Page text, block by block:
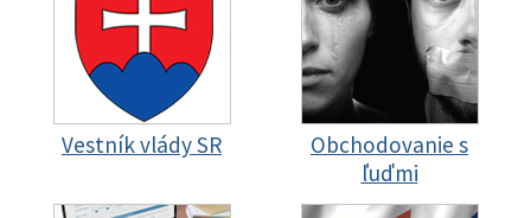
Vestník vlády SR
Obchodovanie s
ľuďmi